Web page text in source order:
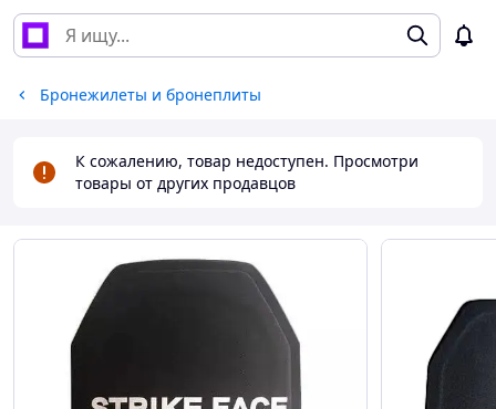
Бронежилеты и бронеплиты
К сожалению, товар недоступен. Просмотри
товары от других продавцов